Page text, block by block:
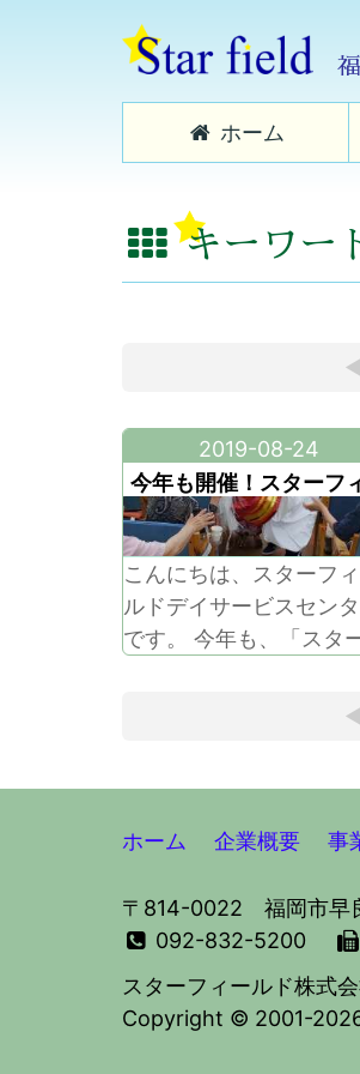
ホーム
キーワー
2019-08-24
今年も開催！スターフ
ルド夏祭り2019
こんにちは、スターフ
ルドデイサービスセン
です。 今年も、「スタ
しました！ 企画段階か
者様が喜んでいただけ
た。 かなり大変でした
ど・・・、当日はスタ
ホーム 企業概要 事
〒814-0022 福岡市早
092-832-5200
スターフィールド株式
Copyright © 2001-